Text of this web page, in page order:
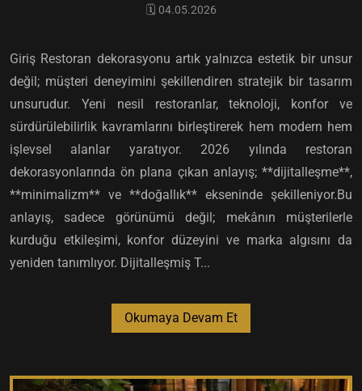
🗓️ 04.05.2026
Giriş Restoran dekorasyonu artık yalnızca estetik bir unsur
değil; müşteri deneyimini şekillendiren stratejik bir tasarım
unsurudur. Yeni nesil restoranlar, teknoloji, konfor ve
sürdürülebilirlik kavramlarını birleştirerek hem modern hem
işlevsel alanlar yaratıyor. 2026 yılında restoran
dekorasyonlarında ön plana çıkan anlayış; **dijitalleşme**,
**minimalizm** ve **doğallık** ekseninde şekilleniyor.Bu
anlayış, sadece görünümü değil; mekânın müşterilerle
kurduğu etkileşimi, konfor düzeyini ve marka algısını da
yeniden tanımlıyor. Dijitalleşmiş T...
Okumaya Devam Et